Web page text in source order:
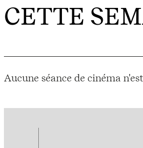
CETTE
Aucune séance de cinéma